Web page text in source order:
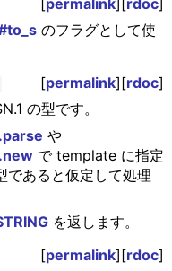
[permalink][rdoc]
のフラグとして使
[permalink][rdoc]
の型です。
や
で template に指定
であると仮定して処理
を返します。
[permalink][rdoc]